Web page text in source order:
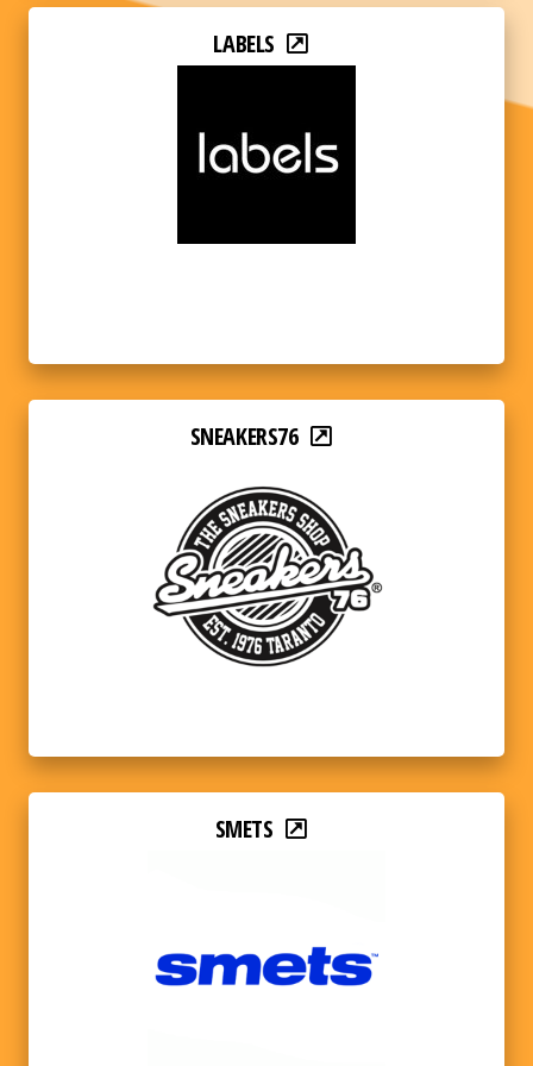
LABELS
SNEAKERS76
SMETS